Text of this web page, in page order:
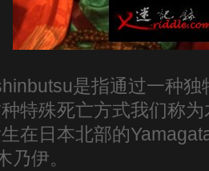
是指通过一种
特殊死亡方式我们称
在日本北部的
乃伊。